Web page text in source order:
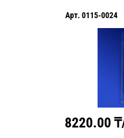
Арт. 0115-0024
8220.00